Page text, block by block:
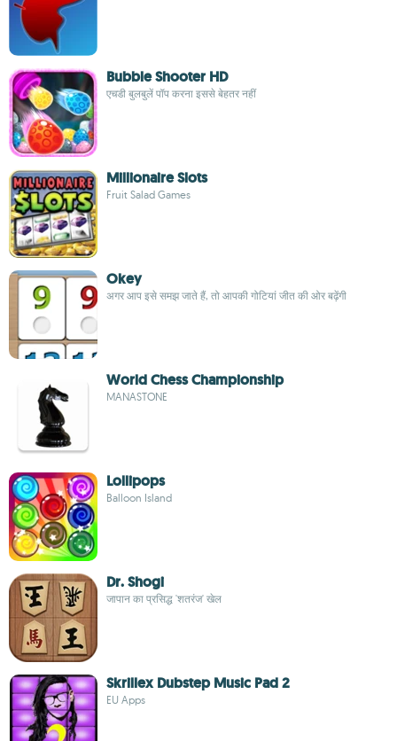
Bubble Shooter HD
एचडी बुलबुलें पॉप करना इससे बेहतर नहीं
Millionaire Slots
Fruit Salad Games
Okey
अगर आप इसे समझ जाते हैं, तो आपकी गोटियां जीत की ओर बढ़ेंगी
World Chess Championship
MANASTONE
Lollipops
Balloon Island
Dr. Shogi
जापान का प्रसिद्ध 'शतरंज' खेल
Skrillex Dubstep Music Pad 2
EU Apps